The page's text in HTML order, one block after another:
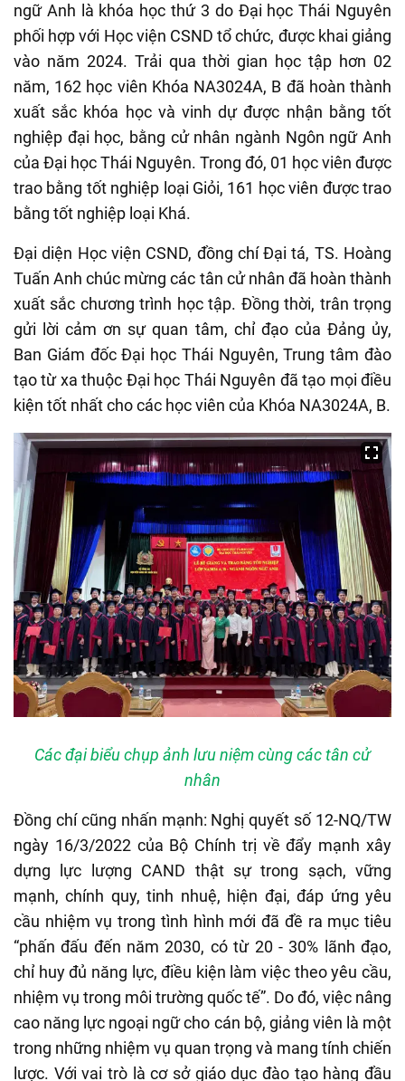
ngữ Anh là khóa học thứ 3 do Đại học Thái Nguyên
phối hợp với Học viện CSND tổ chức, được khai giảng
vào năm 2024. Trải qua thời gian học tập hơn 02
năm, 162 học viên Khóa NA3024A, B đã hoàn thành
xuất sắc khóa học và vinh dự được nhận bằng tốt
nghiệp đại học, bằng cử nhân ngành Ngôn ngữ Anh
của Đại học Thái Nguyên. Trong đó, 01 học viên được
trao bằng tốt nghiệp loại Giỏi, 161 học viên được trao
bằng tốt nghiệp loại Khá.
Đại diện Học viện CSND, đồng chí Đại tá, TS. Hoàng
Tuấn Anh chúc mừng các tân cử nhân đã hoàn thành
xuất sắc chương trình học tập. Đồng thời, trân trọng
gửi lời cảm ơn sự quan tâm, chỉ đạo của Đảng ủy,
Ban Giám đốc Đại học Thái Nguyên, Trung tâm đào
tạo từ xa thuộc Đại học Thái Nguyên đã tạo mọi điều
kiện tốt nhất cho các học viên của Khóa NA3024A, B.
Các đại biểu chụp ảnh lưu niệm cùng các tân cử
nhân
Đồng chí cũng nhấn mạnh: Nghị quyết số 12-NQ/TW
ngày 16/3/2022 của Bộ Chính trị về đẩy mạnh xây
dựng lực lượng CAND thật sự trong sạch, vững
mạnh, chính quy, tinh nhuệ, hiện đại, đáp ứng yêu
cầu nhiệm vụ trong tình hình mới đã đề ra mục tiêu
“phấn đấu đến năm 2030, có từ 20 - 30% lãnh đạo,
chỉ huy đủ năng lực, điều kiện làm việc theo yêu cầu,
nhiệm vụ trong môi trường quốc tế”. Do đó, việc nâng
cao năng lực ngoại ngữ cho cán bộ, giảng viên là một
trong những nhiệm vụ quan trọng và mang tính chiến
lược. Với vai trò là cơ sở giáo dục đào tạo hàng đầu